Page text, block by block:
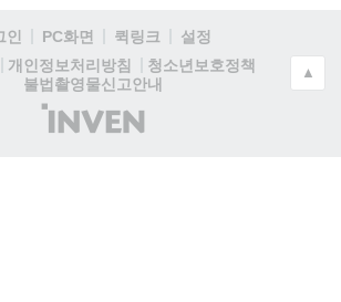
인 PC화면 퀵링크
설정
개인정보처리방침
청소년보호정책
불법촬영물신고안내
(주)
인
▲